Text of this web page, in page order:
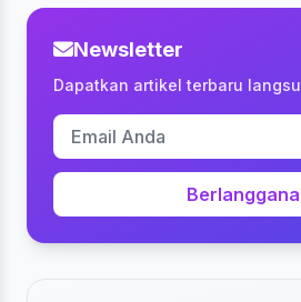
Newsletter
Dapatkan artikel terbaru